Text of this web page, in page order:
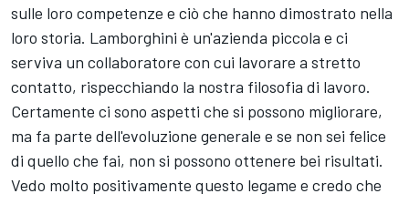
sulle loro competenze e ciò che hanno dimostrato nella
loro storia. Lamborghini è un'azienda piccola e ci
serviva un collaboratore con cui lavorare a stretto
contatto, rispecchiando la nostra filosofia di lavoro.
Certamente ci sono aspetti che si possono migliorare,
ma fa parte dell'evoluzione generale e se non sei felice
di quello che fai, non si possono ottenere bei risultati.
Vedo molto positivamente questo legame e credo che